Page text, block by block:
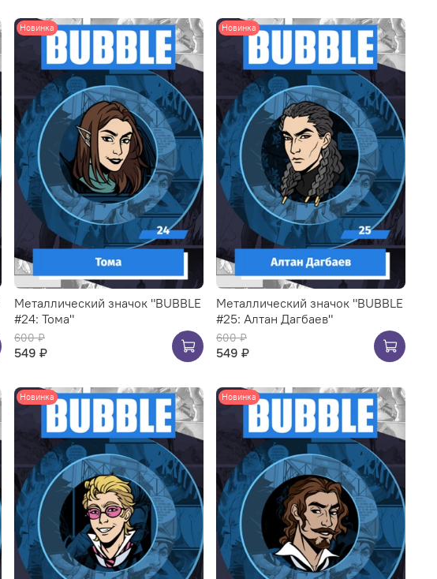
Новинка
Металлический значок "BUBBLE
#24: Тома"
600 ₽
549 ₽
Новинка
Металлический значок "BUBBLE
#25: Алтан Дагбаев"
600 ₽
549 ₽
Новинка Новинка